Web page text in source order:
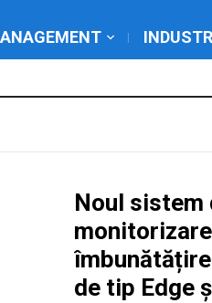
Noul sistem
de tip Edge